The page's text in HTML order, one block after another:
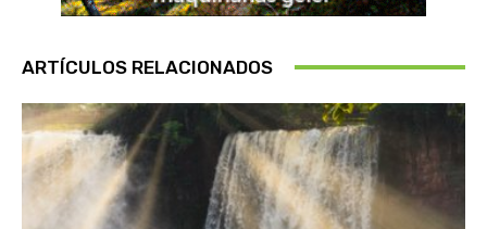
ARTÍCULOS RELACIONADOS